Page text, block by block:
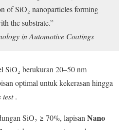
of SiO₂ nanoparticles forming
the substrate.”
in Automotive Coatings
SiO₂ berukuran 20–50 nm
optimal untuk kekerasan hingga
test.
SiO₂ ≥ 70%, lapisanNano